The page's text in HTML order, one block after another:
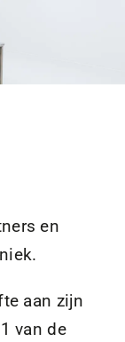
en
aan zijn
van de